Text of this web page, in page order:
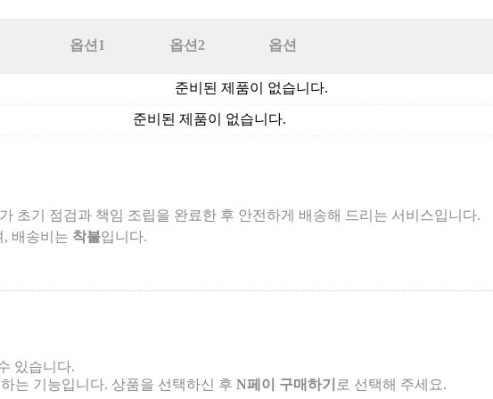
옵션1 옵션2 옵션
준비된 제품이 없습니다.
준비된 제품이 없습니다.
초기 점검과 책임 조립을 완료한 후 안전하게 배송해 드리는 서비스입니다.
, 배송비는 착불입니다.
있습니다.
는 기능입니다. 상품을 선택하신 후 N페이 구매하기 로 선택해 주세요.